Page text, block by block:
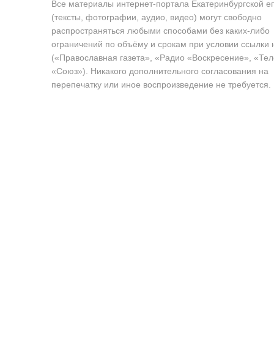
Все материалы интернет-портала Екатеринбургской
(тексты, фотографии, аудио, видео) могут свободно
распространяться любыми способами без каких-либо
ограничений по объёму и срокам при условии ссылки
(«Православная газета», «Радио «Воскресение»,
«Союз»). Никакого дополнительного согласования на
перепечатку или иное воспроизведение не требуется.